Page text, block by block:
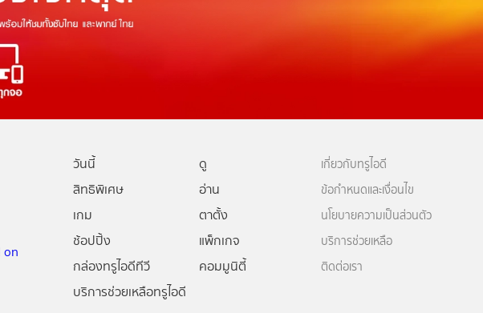
วันนี้
ดู
สิทธิพิเศษ
อ่าน
เกม
ตาตั้ง
ช้อปปิ้ง
แพ็กเกจ
กล่องทรูไอดีทีวี
คอมมูนิตี้
บริการช่วยเหลือทรูไอดี
เกี่ยวกับทรูไอดี
ข้อกำหนดและเงื่อนไข
นโยบายความเป็นส่วนตัว
บริการช่วยเหลือ
ติดต่อเรา